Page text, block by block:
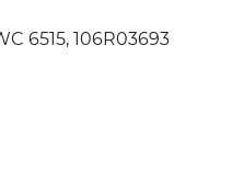
6515, 106R03693